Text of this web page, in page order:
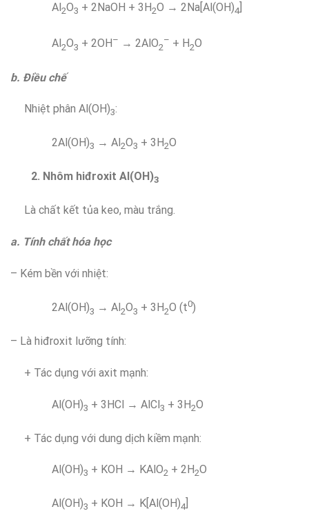
Al 2O3 + 2NaOH + 3H2O → 2Na[Al(OH)4
Al 2O3 + 2OH – → 2AlO2
– + H2O
b. Điều chế
Nhiệt phân Al(OH)3:
2Al(OH)3 → Al 2O3 + 3H2O
2. Nhôm hiđroxit Al(OH)3
Là chất kết tủa keo, màu trắng.
a. Tính chất hóa học
– Kém bền với nhiệt:
2Al(OH)3 → Al2O3 + 3H2O (t0)
– Là hiđroxit lưỡng tính:
+ Tác dụng với axit mạnh:
Al(OH)3 + 3HCl → AlCl3 + 3H2­O
+ Tác dụng với dung dịch kiềm mạnh:
Al(OH)3 + KOH → KAlO2 + 2H2O
Al(OH)3 + KOH → K[Al(OH)­4